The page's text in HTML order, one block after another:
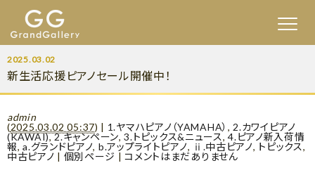
2025.03.02
新生活応援ピアノセール開催中！
admin
(2025.03.02 05:37) | 1.ヤマハピアノ（YAMAHA） , 2.カワイピアノ
(KAWAI),2.キャンペーン,3.トピックス&ニュース,4.ピアノ新入荷情
報,a.グランドピアノ, b.アップライトピアノ, ⅱ.中古ピアノ, トピックス,
中古ピアノ | 個別ページ |コメントはまだありません